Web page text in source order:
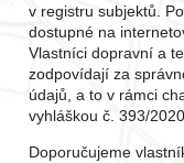
v registru subjektů.
dostupné na
Vlastníci dopravní a
zodpovídají za
údajů, a to v rámci
vyhláškou č. 393/
Doporučujeme